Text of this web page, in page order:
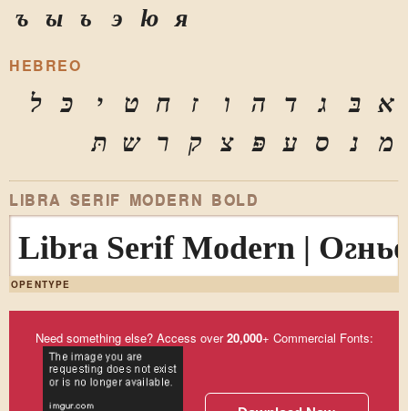
ъ
ы ь э ю я
HEBREO
א בּ ג ד ה ו ז ח ט י כּ
ל
מ
נ ס ע פּ צ ק ר ש תּ
LIBRA SERIF MODERN BOLD
Libra Serif Modern |
OPENTYPE
Need something else? Access over20,000+ Commercial Fonts: